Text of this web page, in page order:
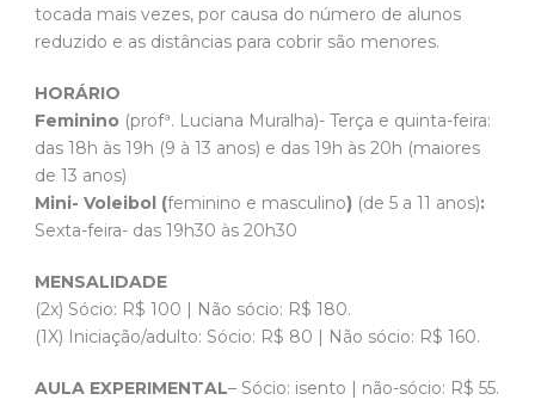
tocada mais vezes, por causa do número de alunos
reduzido e as distâncias para cobrir são menores.
HORÁRIO
Feminino (profª. Luciana Muralha)- Terça e quinta-feira:
das 18h às 19h (9 à 13 anos) e das 19h às 20h (maiores
de 13 anos)
Mini- Voleibol (feminino e masculino) (de 5 a 11 anos):
Sexta-feira- das 19h30 às 20h30
MENSALIDADE
(2x) Sócio: R$ 100 | Não sócio: R$ 180.
(1X) Iniciação/adulto: Sócio: R$ 80 | Não sócio: R$ 160.
AULA EXPERIMENTAL– Sócio: isento | não-sócio: R$ 55.